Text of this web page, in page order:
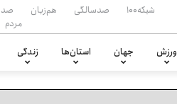
شبکه۱۰۰ صدسالگی هم‌زبان
مردم
ورزش جهان استان‌ها زندگی